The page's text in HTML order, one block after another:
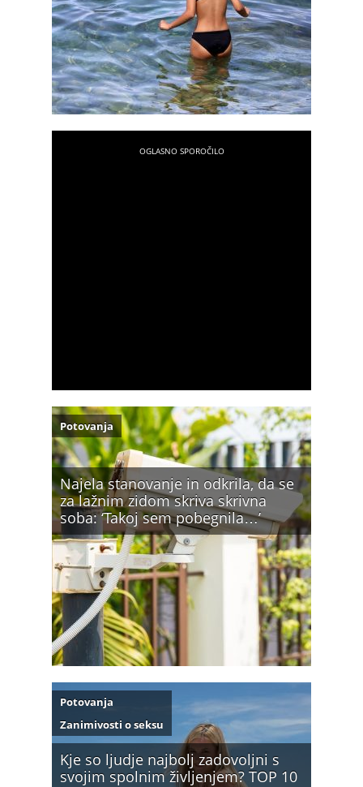
Najela stanovanje in odkrila, da se
za lažnim zidom skriva skrivna
soba: ‘Takoj sem pobegnila…’
Potovanja
Kje so ljudje najbolj zadovoljni s
svojim spolnim življenjem? TOP 10
Potovanja
Zanimivosti o seksu